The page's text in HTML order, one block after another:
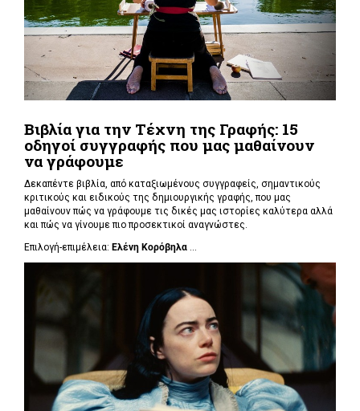
Βιβλία για την Τέχνη της Γραφής: 15
οδηγοί συγγραφής που μας μαθαίνουν
να γράφουμε
Δεκαπέντε βιβλία, από καταξιωμένους συγγραφείς, σημαντικούς
κριτικούς και ειδικούς της δημιουργικής γραφής, που μας
μαθαίνουν πώς να γράφουμε τις δικές μας ιστορίες καλύτερα αλλά
και πώς να γίνουμε πιο προσεκτικοί αναγνώστες.
Επιλογή-επιμέλεια: Ελένη Κορόβηλα ...